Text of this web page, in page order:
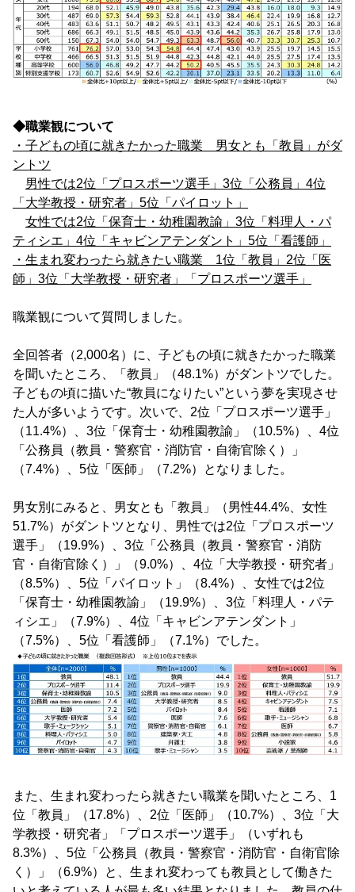
◆職業観について
・子どもの頃に就きたかった職業 男女とも「教員」がダ
ントツ
男性では2位「プロスポーツ選手」3位「公務員」4位
「大学教授・研究者」5位「パイロット」
女性では2位「保育士・幼稚園教諭」3位「料理人・パ
ティシエ」4位「キャビンアテンダント」5位「看護師」
・生まれ変わったら就きたい職業 1位「教員」2位「医
師」3位「大学教授・研究者」「プロスポーツ選手」
職業観について質問しました。
全回答者（2,000名）に、子どもの頃に就きたかった職業
を聞いたところ、「教員」（48.1%）がダントツでした。
子どもの頃に描いた“教員になりたい”という夢を実現させ
た人が多いようです。次いで、2位「プロスポーツ選手」
（11.4%）、3位「保育士・幼稚園教諭」（10.5%）、4位
「公務員（教員・警察官・消防官・自衛官除く）」
（7.4%）、5位「医師」（7.2%）となりました。
男女別にみると、男女とも「教員」（男性44.4%、女性
51.7%）がダントツとなり、男性では2位「プロスポーツ
選手」（19.9%）、3位「公務員（教員・警察官・消防
官・自衛官除く）」（9.0%）、4位「大学教授・研究者」
（8.5%）、5位「パイロット」（8.4%）、女性では2位
「保育士・幼稚園教諭」（19.9%）、3位「料理人・パテ
ィシエ」（7.9%）、4位「キャビンアテンダント」
（7.5%）、5位「看護師」（7.1%）でした。
また、生まれ変わったら就きたい職業を聞いたところ、1
位「教員」（17.8%）、2位「医師」（10.7%）、3位「大
学教授・研究者」「プロスポーツ選手」（いずれも
8.3%）、5位「公務員（教員・警察官・消防官・自衛官除
く）」（6.9%）と、生まれ変わっても教員として働きた